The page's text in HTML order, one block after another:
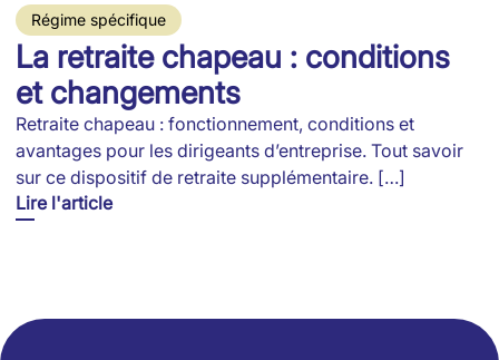
Régime spécifique
La retraite chapeau : conditions
et changements
Retraite chapeau : fonctionnement, conditions et
avantages pour les dirigeants d’entreprise. Tout savoir
sur ce dispositif de retraite supplémentaire. […]
Lire l'article